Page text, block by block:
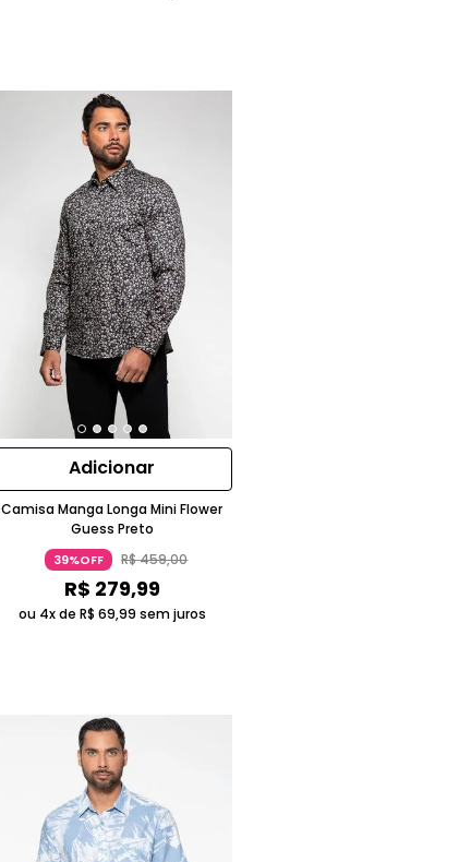
Adicionar
Camisa Manga Longa Mini Flower
Guess Preto
39%OFF R$459,00
R$ 279,99
ou 4x de R$ 69,99 sem juros